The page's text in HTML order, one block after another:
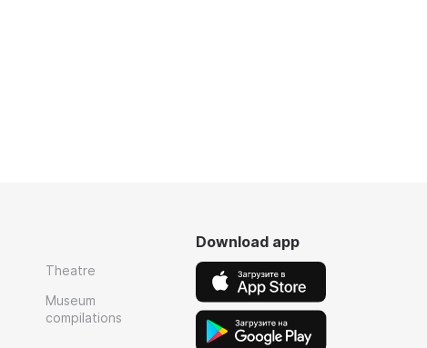
Theatre
Museum
compilations
Download app